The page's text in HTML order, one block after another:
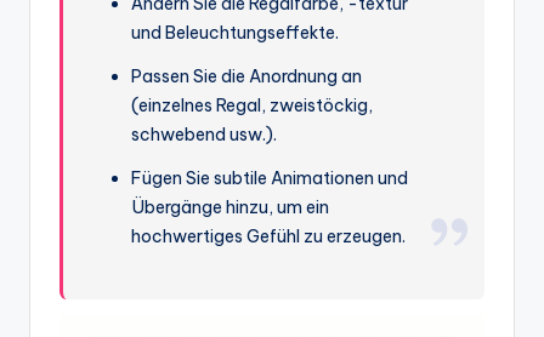
und Beleuchtungseffekte.
Passen Sie die Anordnung an
(einzelnes Regal, zweistöckig,
schwebend usw.).
Fügen Sie subtile Animationen und
Übergänge hinzu, um ein
hochwertiges Gefühl zu erzeugen.